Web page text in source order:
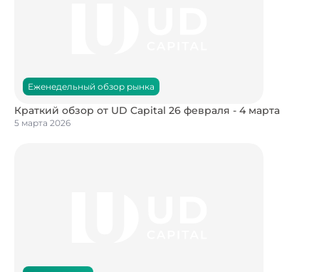
Еженедельный обзор рынка
Краткий обзор от UD Capital 26 февраля - 4 марта
5 марта 2026